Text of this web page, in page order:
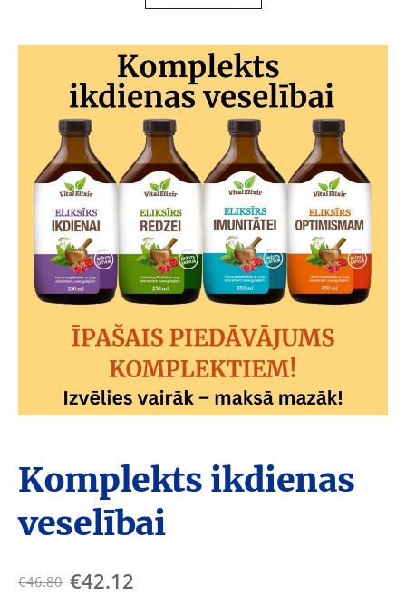
Komplekts ikdienas
veselībai
€46.80 €42.12